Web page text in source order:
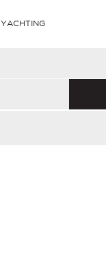
YACHTING